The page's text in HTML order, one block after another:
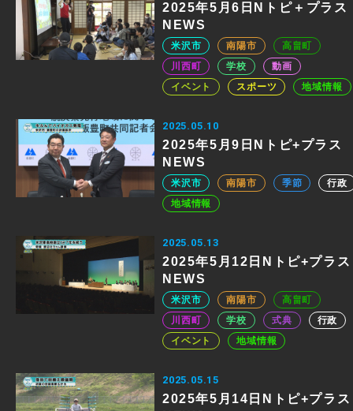
2025年5月6日Nトピ＋プラス
NEWS
米沢市 南陽市
高畠町
川西町
学校
動画
イベント
スポーツ 地域情報
2025.05.10
2025年5月9日Nトピ+プラス
NEWS
米沢市 南陽市 季節
行政
地域情報
2025.05.13
2025年5月12日Nトピ+プラス
NEWS
米沢市 南陽市
高畠町
川西町
学校 式典
行政
イベント
地域情報
2025.05.15
2025年5月14日Nトピ+プラス